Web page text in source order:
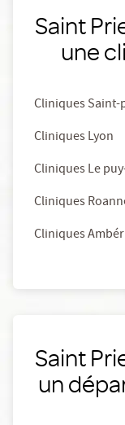
Saint
une
Cliniques
Cliniques Lyon
Cliniques Le
Cliniques
Cliniques
Saint
un